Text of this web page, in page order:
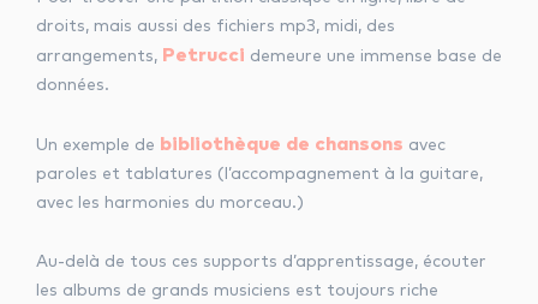
droits, mais aussi des fichiers mp3, midi, des
arrangements, Petrucci demeure une immense base de
données.
Un exemple de bibliothèque de chansons avec
paroles et tablatures (l’accompagnement à la guitare,
avec les harmonies du morceau.)
Au-delà de tous ces supports d’apprentissage, écouter
les albums de grands musiciens est toujours riche